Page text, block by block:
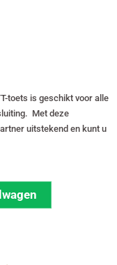
toets is geschikt voor alle
Met deze
uitstekend en kunt u